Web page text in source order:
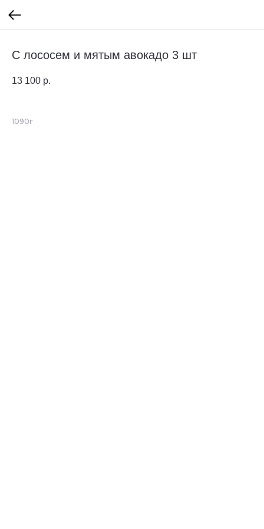
С лососем и мятым авокадо 3 шт
13 100 р.
1090г